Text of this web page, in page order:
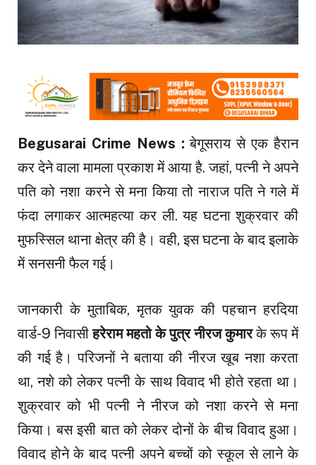
Begusarai Crime News :बेगूसराय से एक हैरान
कर देने वाला मामला प्रकाश में आया है. जहां, पत्नी ने अपने
पति को नशा करने से मना किया तो नाराज पति ने गले में
फंदा लगाकर आत्महत्या कर ली. यह घटना शुक्रवार की
मुफस्सिल थाना क्षेत्र की है। वही, इस घटना के बाद इलाके
में सनसनी फैल गई।
जानकारी के मुताबिक, मृतक युवक की पहचान हरदिया
वार्ड-9 निवासीहरेराम महतो के पुत्र नीरज कुमारके रूप में
की गई है। परिजनों ने बताया की नीरज खूब नशा करता
था, नशे को लेकर पत्नी के साथ विवाद भी होते रहता था।
शुक्रवार को भी पत्नी ने नीरज को नशा करने से मना
किया। बस इसी बात को लेकर दोनों के बीच विवाद हुआ।
विवाद होने के बाद पत्नी अपने बच्चों को स्कूल से लाने के